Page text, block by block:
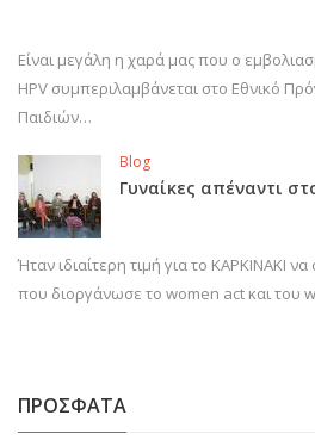
Είναι μεγάλη η χαρά μας που ο
HPV συμπεριλαμβάνεται στο Εθνικό
Παιδιών…
Blog
Γυναίκες απέναντι
Ήταν ιδιαίτερη τιμή για το ΚΑΡΚΙΝΑΚΙ
που διοργάνωσε το women act και του
ΠΡΟΣΦΑΤΑ